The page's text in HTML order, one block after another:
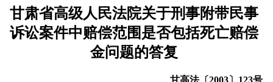
甘肃省高级人民法院关于刑事附带民事
诉讼案件中赔偿范围是否包括死亡赔偿
金问题的答复